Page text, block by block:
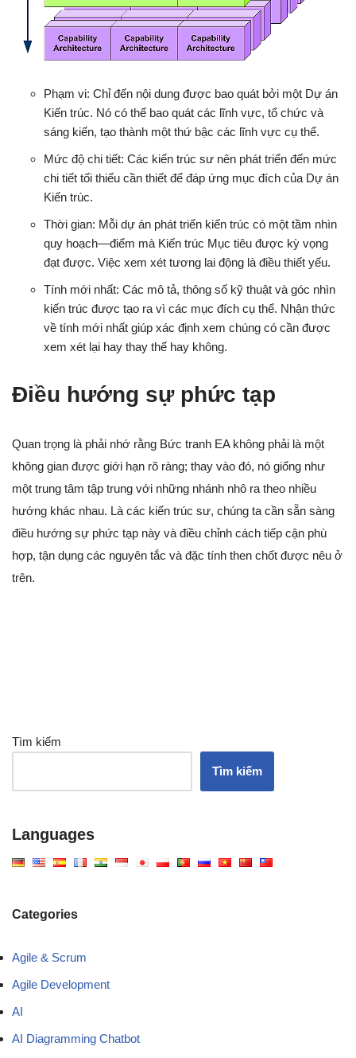
Phạm vi: Chỉ đến nội dung được bao quát bởi một Dự án
Kiến trúc. Nó có thể bao quát các lĩnh vực, tổ chức và
sáng kiến, tạo thành một thứ bậc các lĩnh vực cụ thể.
Mức độ chi tiết: Các kiến trúc sư nên phát triển đến mức
chi tiết tối thiểu cần thiết để đáp ứng mục đích của Dự án
Kiến trúc.
Thời gian: Mỗi dự án phát triển kiến trúc có một tầm nhìn
quy hoạch—điểm mà Kiến trúc Mục tiêu được kỳ vọng
đạt được. Việc xem xét tương lai động là điều thiết yếu.
Tính mới nhất: Các mô tả, thông số kỹ thuật và góc nhìn
kiến trúc được tạo ra vì các mục đích cụ thể. Nhận thức
về tính mới nhất giúp xác định xem chúng có cần được
xem xét lại hay thay thế hay không.
Điều hướng sự phức tạp
Quan trọng là phải nhớ rằng Bức tranh EA không phải là một
không gian được giới hạn rõ ràng; thay vào đó, nó giống như
một trung tâm tập trung với những nhánh nhô ra theo nhiều
hướng khác nhau. Là các kiến trúc sư, chúng ta cần sẵn sàng
điều hướng sự phức tạp này và điều chỉnh cách tiếp cận phù
hợp, tận dụng các nguyên tắc và đặc tính then chốt được nêu ở
trên.
Tìm kiếm
Tìm kiếm
Languages
Categories
Agile & Scrum
Agile Development
AI
AI Diagramming Chatbot